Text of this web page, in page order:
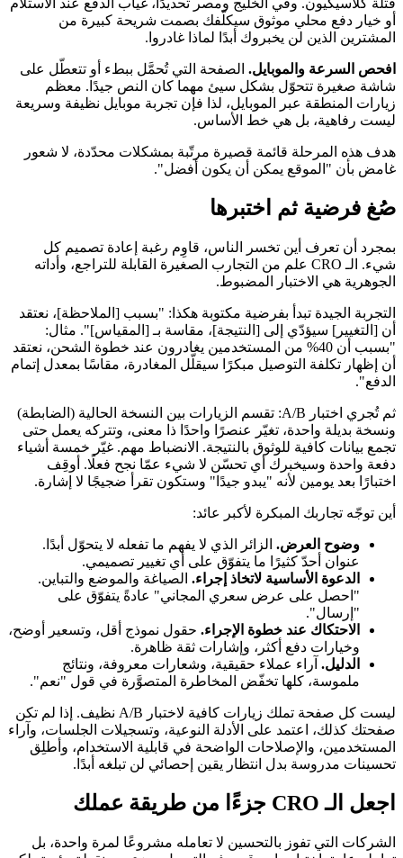
قتلة كلاسيكيون. وفي الخليج ومصر تحديدًا، غياب الدفع عند الاستلام
أو خيار دفع محلي موثوق سيكلّفك بصمت شريحة كبيرة من
المشترين الذين لن يخبروك أبدًا لماذا غادروا.
افحص السرعة والموبايل. الصفحة التي تُحمَّل ببطء أو تتعطّل على
شاشة صغيرة تتحوّل بشكل سيئ مهما كان النص جيدًا. معظم
زيارات المنطقة عبر الموبايل، لذا فإن تجربة موبايل نظيفة وسريعة
ليست رفاهية، بل هي خط الأساس.
هدف هذه المرحلة قائمة قصيرة مرتّبة بمشكلات محدّدة، لا شعور
غامض بأن "الموقع يمكن أن يكون أفضل".
صُغ فرضية ثم اختبرها
بمجرد أن تعرف أين تخسر الناس، قاوِم رغبة إعادة تصميم كل
شيء. الـ CRO علم من التجارب الصغيرة القابلة للتراجع، وأداته
الجوهرية هي الاختبار المضبوط.
التجربة الجيدة تبدأ بفرضية مكتوبة هكذا: "بسبب [الملاحظة]، نعتقد
أن [التغيير] سيؤدّي إلى [النتيجة]، مقاسة بـ [المقياس]". مثال:
"بسبب أن 40% من المستخدمين يغادرون عند خطوة الشحن، نعتقد
أن إظهار تكلفة التوصيل مبكرًا سيقلّل المغادرة، مقاسًا بمعدل إتمام
الدفع".
ثم تُجري اختبار A/B: تقسم الزيارات بين النسخة الحالية (الضابطة)
ونسخة بديلة واحدة، تغيّر عنصرًا واحدًا ذا معنى، وتتركه يعمل حتى
تجمع بيانات كافية للوثوق بالنتيجة. الانضباط مهم. غيّر خمسة أشياء
دفعة واحدة وسيخبرك أي تحسّن لا شيء عمّا نجح فعلًا. أوقِف
اختبارًا بعد يومين لأنه "يبدو جيدًا" وستكون تقرأ ضجيجًا لا إشارة.
أين توجّه تجاربك المبكرة لأكبر عائد:
وضوح العرض. الزائر الذي لا يفهم ما تفعله لا يتحوّل أبدًا.
عنوان أحدّ كثيرًا ما يتفوّق على أي تغيير تصميمي.
الدعوة الأساسية لاتخاذ إجراء. الصياغة والموضع والتباين.
"احصل على عرض سعري المجاني" عادةً يتفوّق على
"إرسال".
الاحتكاك عند خطوة الإجراء. حقول نموذج أقل، وتسعير أوضح،
وخيارات دفع أكثر، وإشارات ثقة ظاهرة.
الدليل. آراء عملاء حقيقية، وشعارات معروفة، ونتائج
ملموسة، كلها تخفّض المخاطرة المتصوَّرة في قول "نعم".
ليست كل صفحة تملك زيارات كافية لاختبار A/B نظيف. إذا لم تكن
صفحتك كذلك، اعتمد على الأدلة النوعية، وتسجيلات الجلسات، وآراء
المستخدمين، والإصلاحات الواضحة في قابلية الاستخدام، وأطلِق
تحسينات مدروسة بدل انتظار يقين إحصائي لن تبلغه أبدًا.
اجعل الـ CRO جزءًا من طريقة عملك
الشركات التي تفوز بالتحسين لا تعامله مشروعًا لمرة واحدة، بل